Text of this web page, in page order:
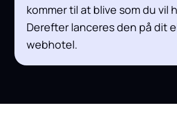
kommer til at blive som du vil
Derefter lanceres den på dit
webhotel.